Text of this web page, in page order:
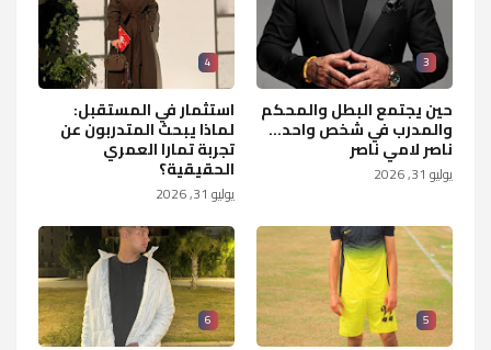
3
حين يجتمع البطل والمحكم
والمدرب في شخص واحد...
ناصر لامي ناصر
يوليو 31, 2026
4
استثمار في المستقبل:
لماذا يبحث المتدربون عن
تجربة تمارا العمري
الحقيقية؟
يوليو 31, 2026
5
6